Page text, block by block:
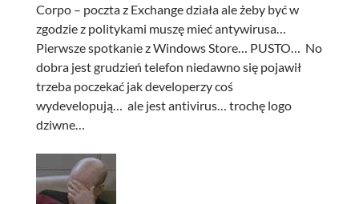
Corpo – poczta z Exchange działa ale żeby być w
zgodzie z politykami muszę mieć antywirusa…
Pierwsze spotkanie z Windows Store… PUSTO… No
dobra jest grudzień telefon niedawno się pojawił
trzeba poczekać jak developerzy coś
wydevelopują… ale jest antivirus… trochę logo
dziwne…